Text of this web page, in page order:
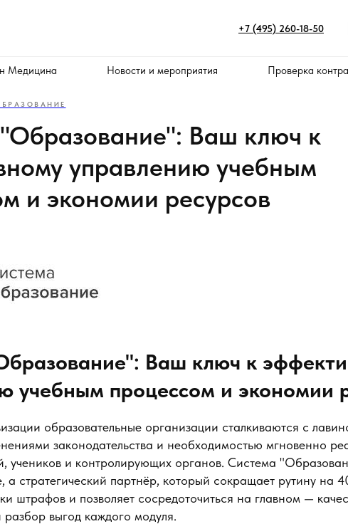
+7 (495) 260-18-50
Медицина Новости и мероприятия Проверка
Ваш ключ к
управлению учебным
и экономии ресурсов
Ваш ключ к
учебным процессом и экономии
образовательные организации сталкиваются с
законодательства и необходимостью мгновенно
учеников и контролирующих органов. Система
а стратегический партнёр, который сокращает рутину на
штрафов и позволяет сосредоточиться на главном —
выгод каждого модуля.